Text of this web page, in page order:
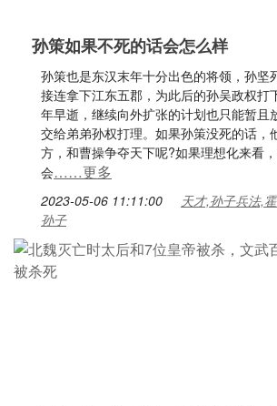
孙策如果不死的话会怎么样
孙策也是东汉末年十分出色的将领，孙坚
接连拿下江东五郡，为此后的孙吴政权打
年早逝，继续向外扩张的计划也只能暂且
交给弟弟孙权打理。如果孙策没死的话，
方，和曹操争夺天下呢?如果理想化来看
会……更多
2023-05-06 11:11:00
天才,孙子兵法,
孙子